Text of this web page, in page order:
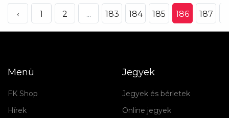
‹ 1 2 ... 183 184 185 186 187
Menü
FK Shop
Hírek
Jegyek
Jegyek és bérletek
Online jegyek